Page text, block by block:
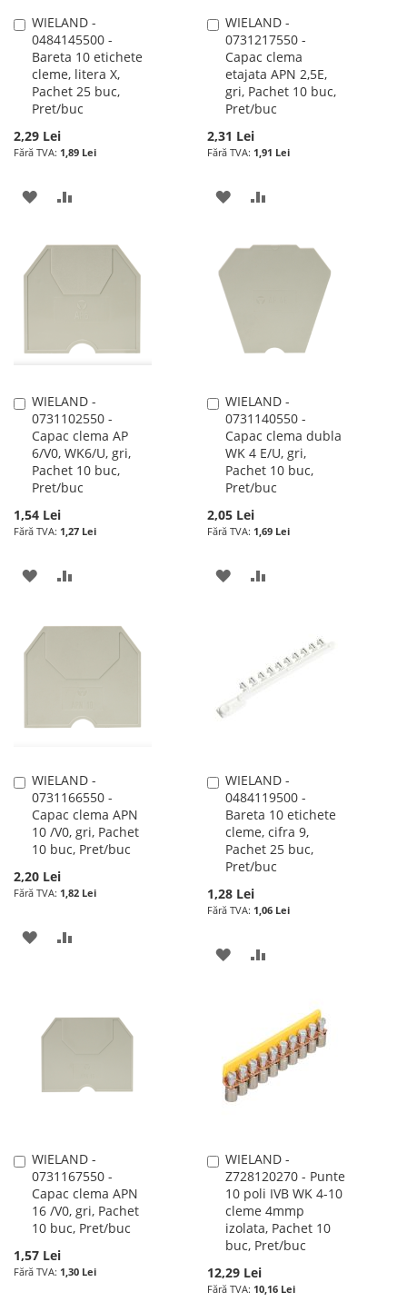
WIELAND -
0484145500 -
Bareta 10 etichete
cleme, litera X,
Pachet 25 buc,
Pret/buc
2,29 Lei
1,89 Lei
Adauga
în
cos
ADAUGATI
LISTA
COMPARARE
WIELAND -
0731217550 -
Capac clema
etajata APN 2,5E,
gri, Pachet 10 buc,
Pret/buc
2,31 Lei
1,91 Lei
Adauga
în
cos
ADAUGATI
LISTA
DORINTE
COMPARARE
WIELAND -
0731102550 -
Capac clema AP
6/V0, WK6/U, gri,
Pachet 10 buc,
Pret/buc
1,54 Lei
1,27 Lei
Adauga
în
cos
ADAUGATI
LISTA
COMPARARE
WIELAND -
0731140550 -
Capac clema dubla
WK 4 E/U, gri,
Pachet 10 buc,
Pret/buc
2,05 Lei
1,69 Lei
Adauga
în
cos
ADAUGATI
DORINTE
COMPARARE
WIELAND -
0731166550 -
Capac clema APN
10 /V0, gri, Pachet
10 buc, Pret/buc
2,20 Lei
1,82 Lei
Adauga
în
cos
ADAUGATI
DE
WIELAND -
0484119500 -
Bareta 10 etichete
cleme, cifra 9,
Pachet 25 buc,
Pret/buc
1,28 Lei
1,06 Lei
Adauga
în
cos
ADAUGATI
DE
DORINTE
COMPARARE
WIELAND -
0731167550 -
Capac clema APN
16 /V0, gri, Pachet
10 buc, Pret/buc
1,57 Lei
1,30 Lei
Adauga
în
cos
WIELAND -
Z728120270 - Punte
10 poli IVB WK 4-10
cleme 4mmp
izolata, Pachet 10
buc, Pret/buc
12,29 Lei
10,16 Lei
Adauga
în
cos